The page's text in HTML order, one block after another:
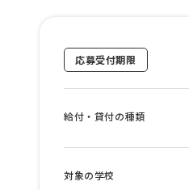
応募受付期限
給付・貸付の種類
対象の学校